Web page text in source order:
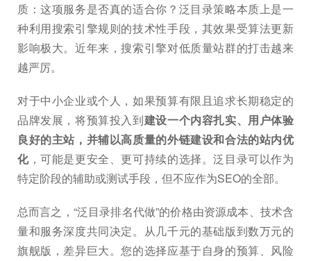
质：这项服务是否真的适合你？泛目录策略本质上是一
种利用搜索引擎规则的技术性手段，其效果受算法更新
影响极大。近年来，搜索引擎对低质量站群的打击越来
越严厉。
对于中小企业或个人，如果预算有限且追求长期稳定的
品牌发展，将预算投入到建设一个内容扎实、用户体验
良好的主站，并辅以高质量的外链建设和合法的站内优
化，可能是更安全、更可持续的选择。泛目录可以作为
特定阶段的辅助或测试手段，但不应作为SEO的全部。
总而言之，“泛目录排名代做”的价格由资源成本、技术含
量和服务深度共同决定。从几千元的基础版到数万元的
旗舰版，差异巨大。您的选择应基于自身的预算、风险